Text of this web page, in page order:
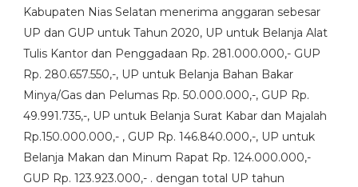
Kabupaten Nias Selatan menerima anggaran sebesar
UP dan GUP untuk Tahun 2020, UP untuk Belanja Alat
Tulis Kantor dan Penggadaan Rp. 281.000.000,- GUP
Rp. 280.657.550,-, UP untuk Belanja Bahan Bakar
Minya/Gas dan Pelumas Rp. 50.000.000,-, GUP Rp.
49.991.735,-, UP untuk Belanja Surat Kabar dan Majalah
Rp.150.000.000,- , GUP Rp. 146.840.000,-, UP untuk
Belanja Makan dan Minum Rapat Rp. 124.000.000,-
GUP Rp. 123.923.000,- . dengan total UP tahun